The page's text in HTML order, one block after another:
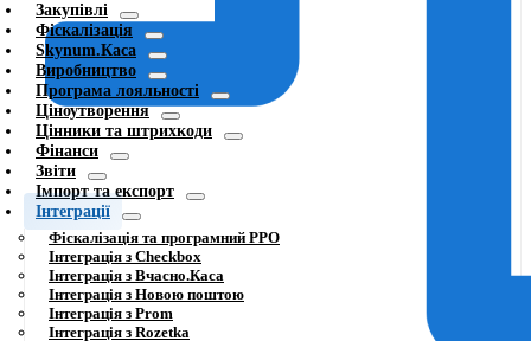
Закупівлі
Фіскалізація
Skynum.Каса
Виробництво
Програма лояльності
Ціноутворення
Цінники та штрихкоди
Фінанси
Звіти
Імпорт та експорт
Інтеграції
Фіскалізація та програмний РРО
Інтеграція з Checkbox
Інтеграція з Вчасно.Каса
Інтеграція з Новою поштою
Інтеграція з Prom
Інтеграція з Rozetka